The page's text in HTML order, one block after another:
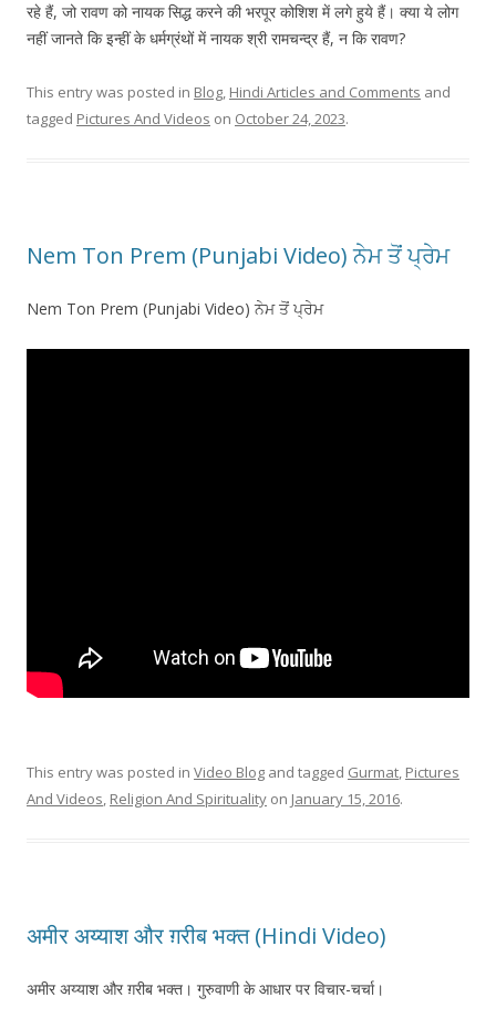
रहे हैं, जो रावण को नायक सिद्ध करने की भरपूर कोशिश में लगे हुये हैं। क्या ये लोग
नहीं जानते कि इन्हीं के धर्मग्रंथों में नायक श्री रामचन्द्र हैं, न कि रावण?
This entry was posted in Blog, Hindi Articles and Comments and
tagged Pictures And Videos on October 24, 2023.
Nem Ton Prem (Punjabi Video) ਨੇਮ ਤੋਂ ਪ੍ਰੇਮ
Nem Ton Prem (Punjabi Video) ਨੇਮ ਤੋਂ ਪ੍ਰੇਮ
This entry was posted in Video Blog and tagged Gurmat, Pictures
And Videos, Religion And Spirituality on January 15, 2016.
अमीर अय्याश और ग़रीब भक्त (Hindi Video)
अमीर अय्याश और ग़रीब भक्त। गुरुवाणी के आधार पर विचार-चर्चा।